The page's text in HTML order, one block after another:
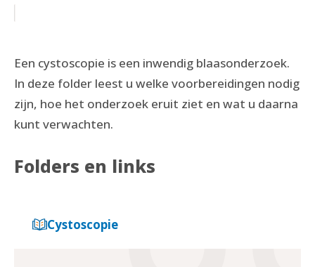
Een cystoscopie is een inwendig blaasonderzoek.
In deze folder leest u welke voorbereidingen nodig
zijn, hoe het onderzoek eruit ziet en wat u daarna
kunt verwachten.
Folders en links
Cystoscopie